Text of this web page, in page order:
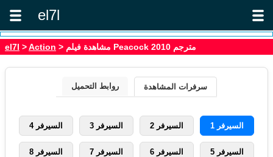
el7l
el7l >Action > مشاهدة فيلم Peacock 2010 مترجم
سرفرات المشاهدة روابط التحميل
السيرفر 1 السيرفر 2 السيرفر 3 السيرفر 4
السيرفر 5 السيرفر 6 السيرفر 7 السيرفر 8